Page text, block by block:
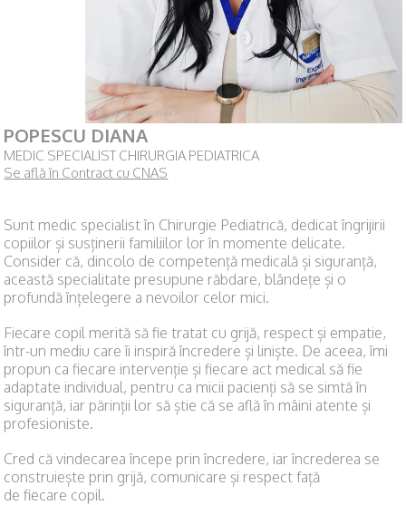
POPESCU DIANA
MEDIC SPECIALIST CHIRURGIA PEDIATRICA
Se află în Contract cu CNAS
Sunt medic specialist în Chirurgie Pediatrică, dedicat îngrijirii
copiilor și susținerii familiilor lor în momente delicate.
Consider că, dincolo de competență medicală și siguranță,
această specialitate presupune răbdare, blândețe și o
profundă înțelegere a nevoilor celor mici.
Fiecare copil merită să fie tratat cu grijă, respect și empatie,
într-un mediu care îi inspiră încredere și liniște. De aceea, îmi
propun ca fiecare intervenție și fiecare act medical să fie
adaptate individual, pentru ca micii pacienți să se simtă în
siguranță, iar părinții lor să știe că se află în mâini atente și
profesioniste.
Cred că vindecarea începe prin încredere, iar încrederea se
construiește prin grijă, comunicare și respect față
de fiecare copil.